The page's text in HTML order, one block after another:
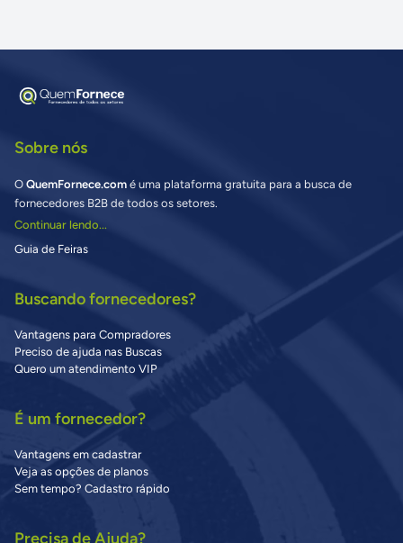
Sobre nós
O QuemFornece.com é uma plataforma gratuita para a busca de
fornecedores B2B de todos os setores.
Continuar lendo...
Guia de Feiras
Buscando fornecedores?
Vantagens para Compradores
Preciso de ajuda nas Buscas
Quero um atendimento VIP
É um fornecedor?
Vantagens em cadastrar
Veja as opções de planos
Sem tempo? Cadastro rápido
Precisa de Ajuda?